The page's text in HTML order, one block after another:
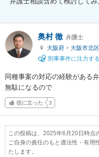
奥村 徹 弁護士
大阪府 > 大阪市北区
刑事事件に注力す
同種事案の対応の経験がある
無駄になるので
役に立った 3
この投稿は、2025年6月20日時点
ご自身の責任のもと適法性・有用
たします。